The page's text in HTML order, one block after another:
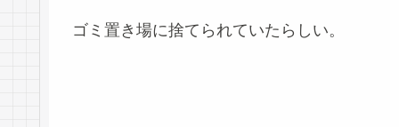
ゴミ置き場に捨てられていたらしい。